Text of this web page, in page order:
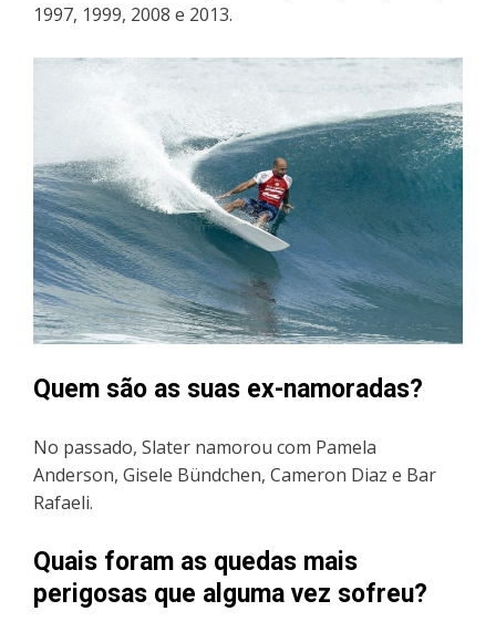
1997, 1999, 2008 e 2013.
Quem são as suas ex-namoradas?
No passado, Slater namorou com Pamela
Anderson, Gisele Bündchen, Cameron Diaz e Bar
Rafaeli.
Quais foram as quedas mais
perigosas que alguma vez sofreu?